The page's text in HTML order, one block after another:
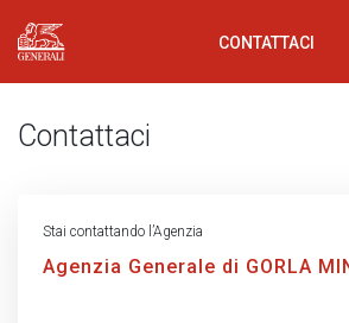
Generali Logo CONTATTACI
Contattaci
Stai contattando l’Agenzia
Agenzia Generale di GORLA